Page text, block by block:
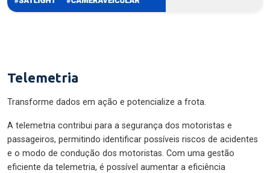
Telemetria
Transforme dados em ação e potencialize a frota.
A telemetria contribui para a segurança dos motoristas e
passageiros, permitindo identificar possíveis riscos de acidentes
e o modo de condução dos motoristas. Com uma gestão
eficiente da telemetria, é possível aumentar a eficiência